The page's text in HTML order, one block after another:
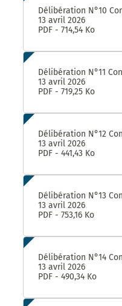
Délibération N°10
13 avril 2026
PDF - 714,54 Ko
Délibération N°11
13 avril 2026
PDF - 719,25 Ko
Délibération N°12
13 avril 2026
PDF - 441,43 Ko
Délibération N°13
13 avril 2026
PDF - 753,16 Ko
Délibération N°14
13 avril 2026
PDF - 490,34 Ko